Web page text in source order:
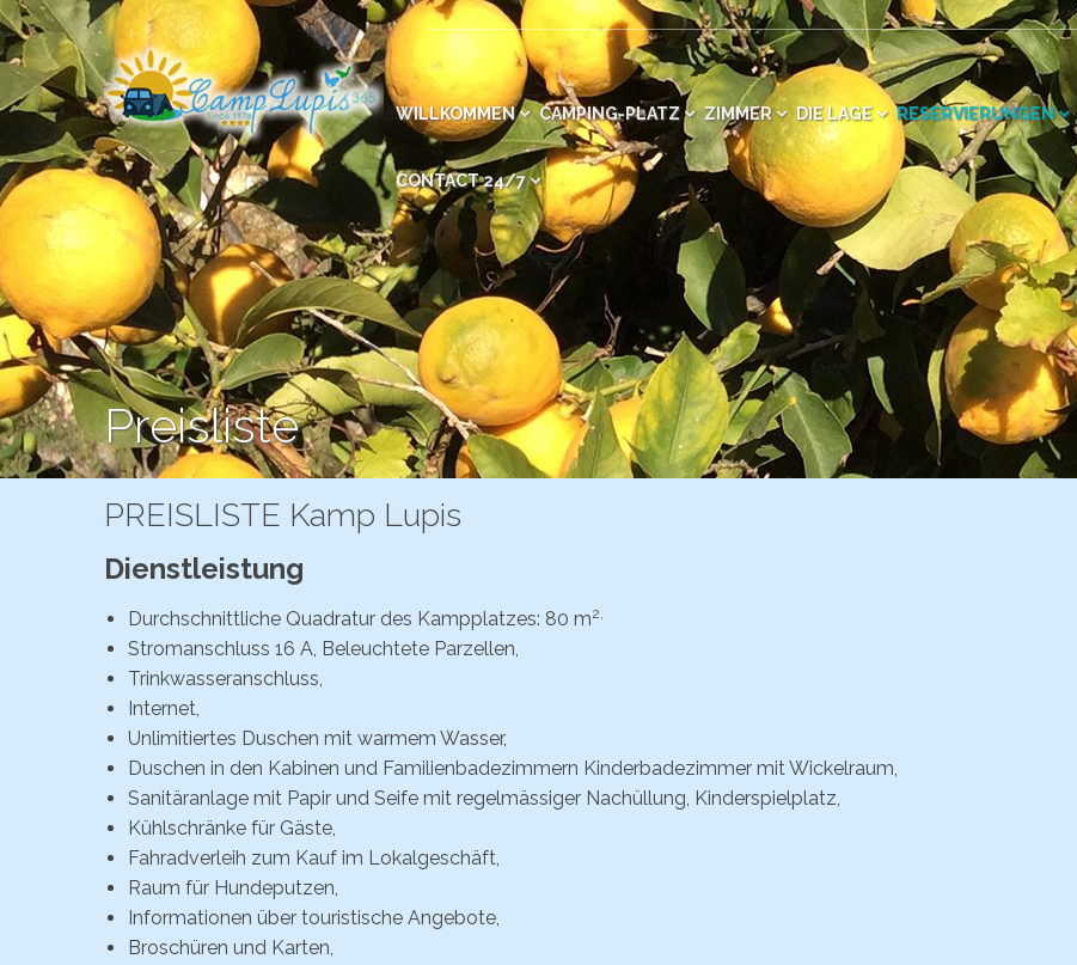
WILLKOMMEN CAMPING-PLATZ ZIMMER DIE LAGE RESERVIERUNGEN
CONTACT 24/7
Preisliste
PREISLISTE Kamp Lupis
Dienstleistung
Durchschnittliche Quadratur des Kampplatzes: 80 m2,
Stromanschluss 16 A, Beleuchtete Parzellen,
Trinkwasseranschluss,
Internet,
Unlimitiertes Duschen mit warmem Wasser,
Duschen in den Kabinen und Familienbadezimmern Kinderbadezimmer mit Wickelraum,
Sanitäranlage mit Papir und Seife mit regelmässiger Nachüllung, Kinderspielplatz,
Kühlschränke für Gäste,
Fahradverleih zum Kauf im Lokalgeschäft,
Raum für Hundeputzen,
Informationen über touristische Angebote,
Broschüren und Karten,